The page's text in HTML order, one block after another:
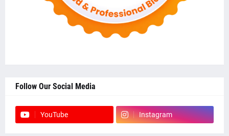
Follow Our Social Media
YouTube Instagram